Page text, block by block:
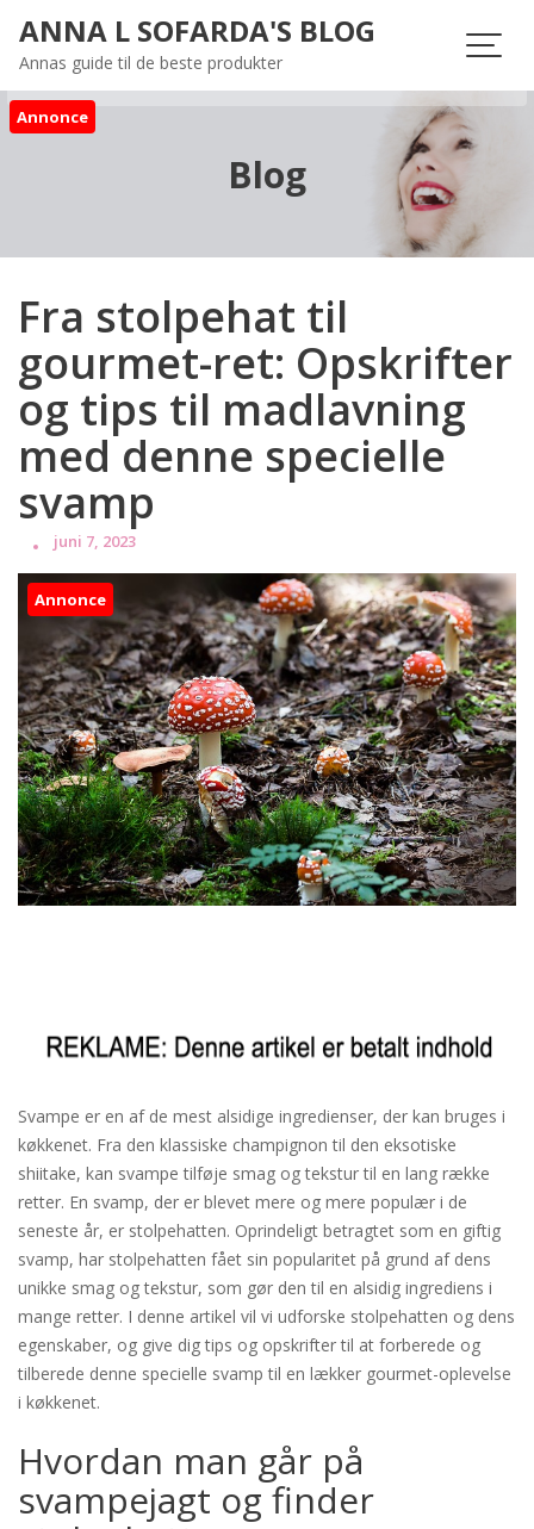
content
ANNA L SOFARDA'S BLOG
Annas guide til de beste produkter
Annonce
Blog
Fra stolpehat til
gourmet-ret: Opskrifter
og tips til madlavning
med denne specielle
svamp
juni 7, 2023
Annonce
Svampe er en af ​​de mest alsidige ingredienser, der kan bruges i
køkkenet. Fra den klassiske champignon til den eksotiske
shiitake, kan svampe tilføje smag og tekstur til en lang række
retter. En svamp, der er blevet mere og mere populær i de
seneste år, er stolpehatten. Oprindeligt betragtet som en giftig
svamp, har stolpehatten fået sin popularitet på grund af dens
unikke smag og tekstur, som gør den til en alsidig ingrediens i
mange retter. I denne artikel vil vi udforske stolpehatten og dens
egenskaber, og give dig tips og opskrifter til at forberede og
tilberede denne specielle svamp til en lækker gourmet-oplevelse
i køkkenet.
Hvordan man går på
svampejagt og finder